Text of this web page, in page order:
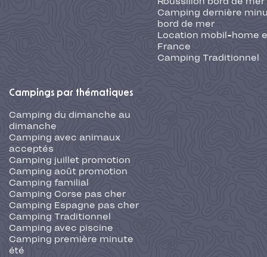
Camping dernière
bord de mer
Location mobil-home
France
Camping Traditionnel
Campings par thématiques
Camping du dimanche au
dimanche
Camping avec animaux
acceptés
Camping juillet promotion
Camping août promotion
Camping familial
Camping Corse pas cher
Camping Espagne pas cher
Camping Traditionnel
Camping avec piscine
Camping première minute
été